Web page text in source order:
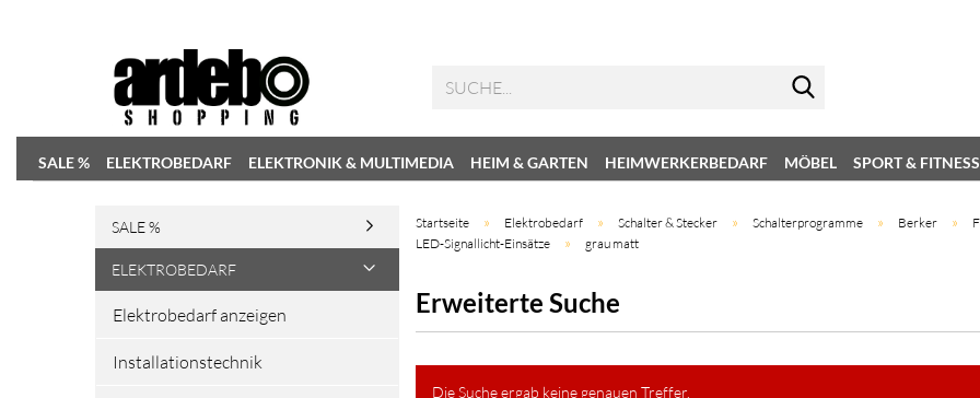
SALE % ELEKTROBEDARF ELEKTRONIK & MULTIMEDIA HEIM & GARTEN HEIMWERKERBEDARF MÖBEL SPORT & FITNESS
Startseite » Elektrobedarf » Schalter & Stecker » Schalterprogramme » Berker »
LED-Signallicht-Einsätze » grau matt
Erweiterte Suche
Die Suche ergab keine genauen Treffer.
SALE %
ELEKTROBEDARF
Elektrobedarf anzeigen
Installationstechnik